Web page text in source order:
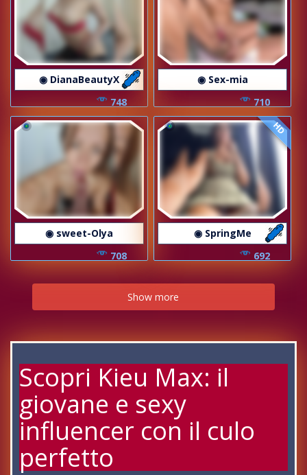
◉ DianaBeautyX
748
◉ Sex-mia
710
◉ sweet-Olya
708
HD
◉ SpringMe
692
Show more
Scopri Kieu Max: il
giovane e sexy
influencer con il culo
perfetto